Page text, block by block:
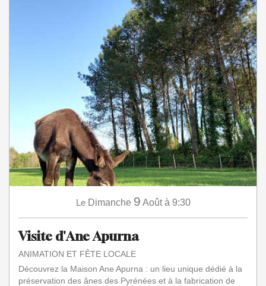
Le Dimanche 9 Août à 9:30
Visite d'Ane Apurna
ANIMATION ET FÊTE LOCALE
Découvrez la Maison Ane Apurna : un lieu unique dédié à la
préservation des ânes des Pyrénées et à la fabrication de